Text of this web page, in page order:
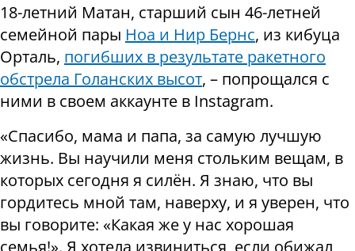
18-летний Матан, старший сын 46-летней
семейной пары Ноа и Нир Бернс, из кибуца
Орталь, погибших в результате ракетного
обстрела Голанских высот, – попрощался с
ними в своем аккаунте в Instagram.
«Спасибо, мама и папа, за самую лучшую
жизнь. Вы научили меня стольким вещам, в
которых сегодня я силён. Я знаю, что вы
гордитесь мной там, наверху, и я уверен, что
вы говорите: «Какая же у нас хорошая
семья!». Я хотела извиниться, если обижал